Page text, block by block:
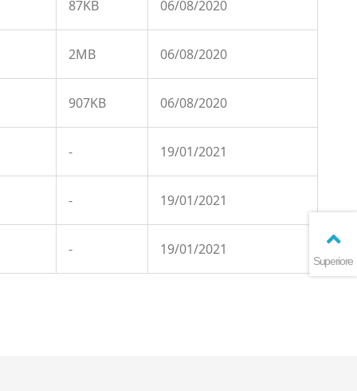
87KB 06/08/2020
2MB 06/08/2020
907KB 06/08/2020
- 19/01/2021
- 19/01/2021
- 19/01/2021
Superiore